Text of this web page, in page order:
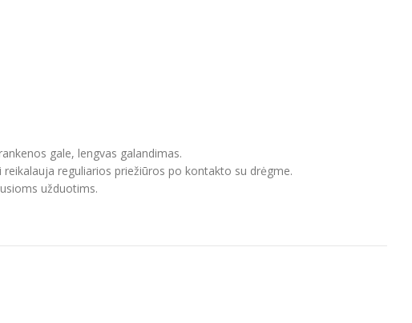
gale, lengvas galandimas.
reguliarios priežiūros po kontakto su drėgme.
užduotims.